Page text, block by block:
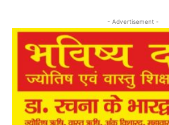
- Advertisement -